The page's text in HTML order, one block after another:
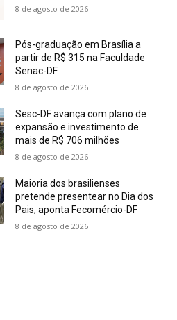
8 de agosto de 2026
Pós-graduação em Brasília a
partir de R$ 315 na Faculdade
Senac-DF
8 de agosto de 2026
Sesc-DF avança com plano de
expansão e investimento de
mais de R$ 706 milhões
8 de agosto de 2026
Maioria dos brasilienses
pretende presentear no Dia dos
Pais, aponta Fecomércio-DF
8 de agosto de 2026